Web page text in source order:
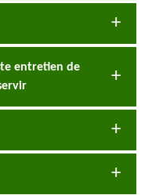
entretien de